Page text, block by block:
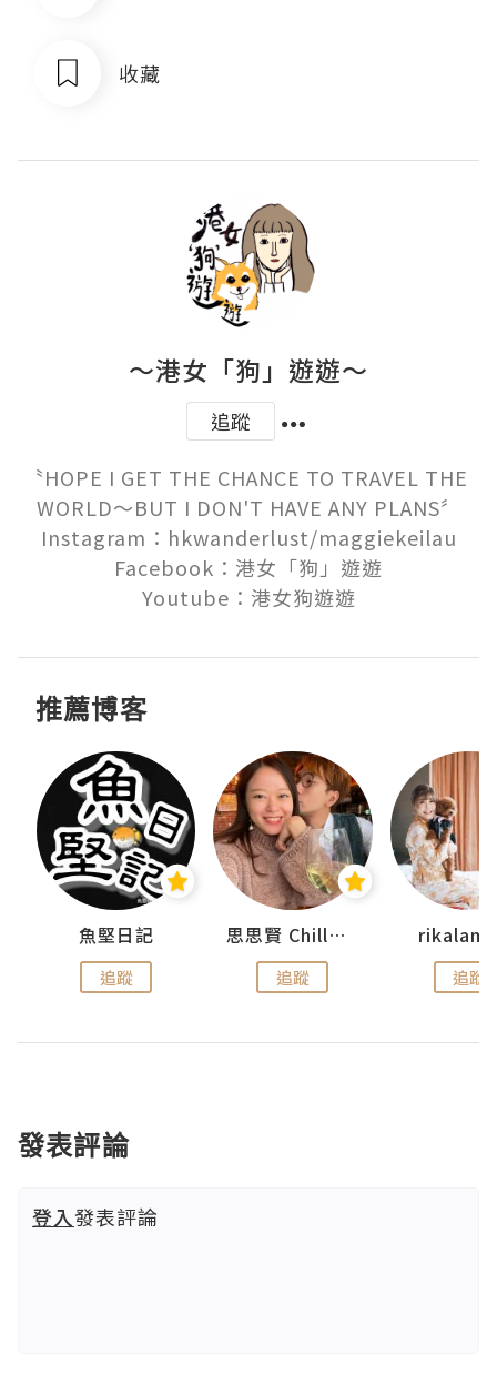
收藏
～港女「狗」遊遊～
追蹤
〝HOPE I GET THE CHANCE TO TRAVEL THE
WORLD～BUT I DON'T HAVE ANY PLANS〞
Instagram：hkwanderlust/maggiekeilau
Facebook：港女「狗」遊遊
Youtube：港女狗遊遊
推薦博客
魚堅日記
追蹤
思思賢 ChillMyBabe
追蹤 追蹤
發表評論
登入發表評論